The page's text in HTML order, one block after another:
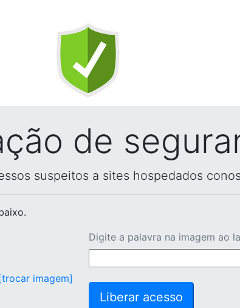
de
suspeitos a sites hospedados
imagem]
Digite a palavra na imagem ao